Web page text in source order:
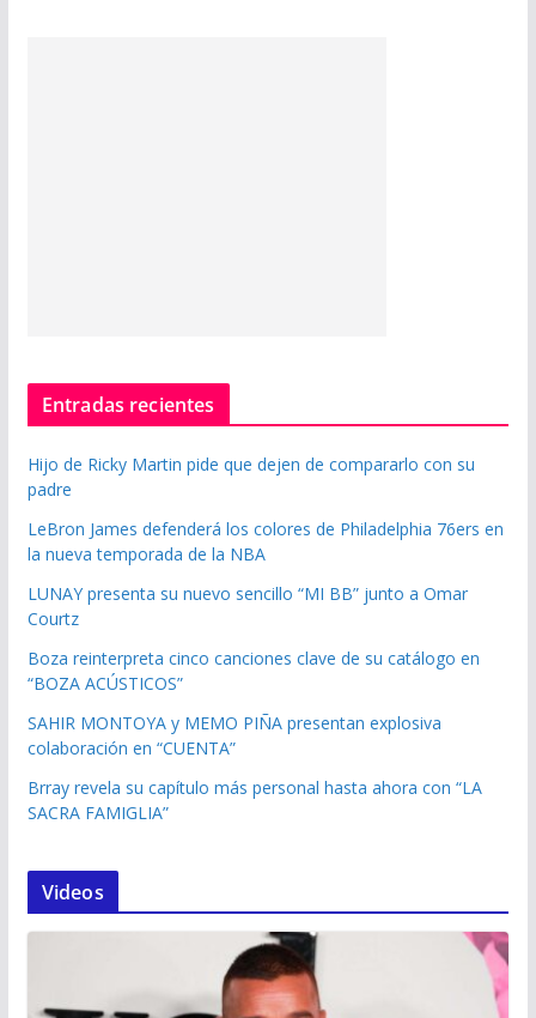
Entradas recientes
Hijo de Ricky Martin pide que dejen de compararlo con su
padre
LeBron James defenderá los colores de Philadelphia 76ers en
la nueva temporada de la NBA
LUNAY presenta su nuevo sencillo “MI BB” junto a Omar
Courtz
Boza reinterpreta cinco canciones clave de su catálogo en
“BOZA ACÚSTICOS”
SAHIR MONTOYA y MEMO PIÑA presentan explosiva
colaboración en “CUENTA”
Brray revela su capítulo más personal hasta ahora con “LA
SACRA FAMIGLIA”
Videos